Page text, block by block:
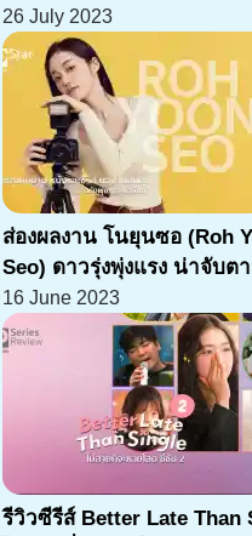
26 July 2023
ส่องผลงาน โนยุนซอ (Roh
Seo) ดาวรุ่งพุ่งแรง น่าจับต
16 June 2023
รีวิวซีรีส์ Better Late Than